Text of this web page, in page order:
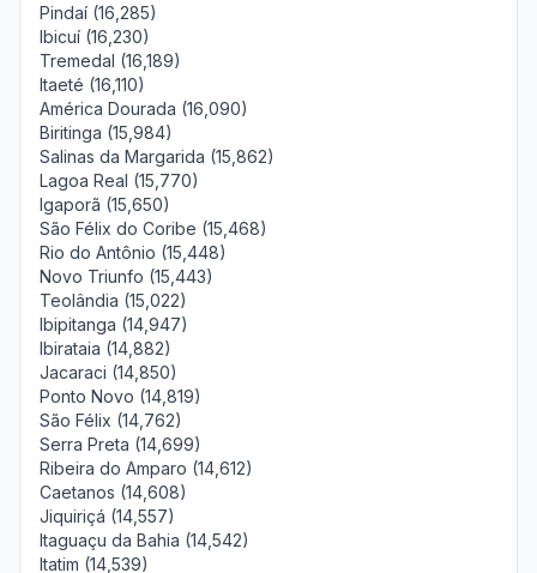
Pindaí (16,285)
Ibicuí (16,230)
Tremedal (16,189)
Itaeté (16,110)
América Dourada (16,090)
Biritinga (15,984)
Salinas da Margarida (15,862)
Lagoa Real (15,770)
Igaporã (15,650)
São Félix do Coribe (15,468)
Rio do Antônio (15,448)
Novo Triunfo (15,443)
Teolândia (15,022)
Ibipitanga (14,947)
Ibirataia (14,882)
Jacaraci (14,850)
Ponto Novo (14,819)
São Félix (14,762)
Serra Preta (14,699)
Ribeira do Amparo (14,612)
Caetanos (14,608)
Jiquiriçá (14,557)
Itaguaçu da Bahia (14,542)
Itatim (14,539)